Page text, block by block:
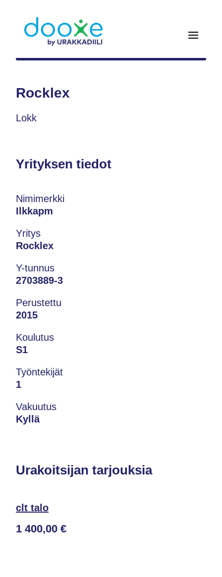
Rocklex
Lokk
Yrityksen tiedot
Nimimerkki
Ilkkapm
Yritys
Rocklex
Y-tunnus
2703889-3
Perustettu
2015
Koulutus
S1
Työntekijät
1
Vakuutus
Kyllä
Urakoitsijan tarjouksia
clt talo
1 400,00 €